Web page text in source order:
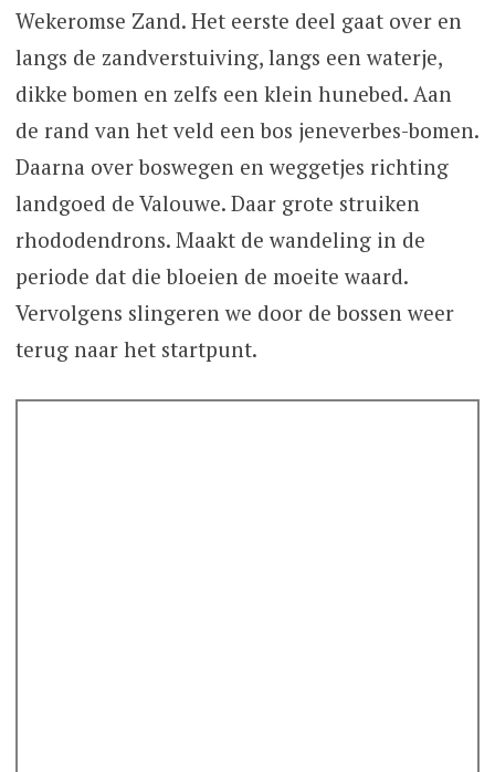
Wekeromse Zand. Het eerste deel gaat over en
langs de zandverstuiving, langs een waterje,
dikke bomen en zelfs een klein hunebed. Aan
de rand van het veld een bos jeneverbes-bomen.
Daarna over boswegen en weggetjes richting
landgoed de Valouwe. Daar grote struiken
rhododendrons. Maakt de wandeling in de
periode dat die bloeien de moeite waard.
Vervolgens slingeren we door de bossen weer
terug naar het startpunt.